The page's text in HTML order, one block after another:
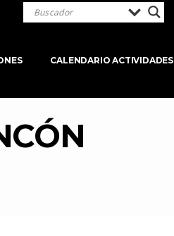
CALENDARIO ACTIVIDADES